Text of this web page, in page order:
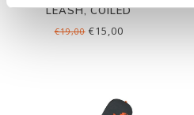
LEASH, COILED
€19,00€15,00